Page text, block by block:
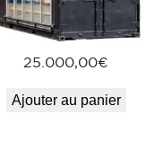
25.000,00€
Ajouter au panier